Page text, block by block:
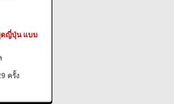
ดญี่ปุ่น แบบ
ครั้ง